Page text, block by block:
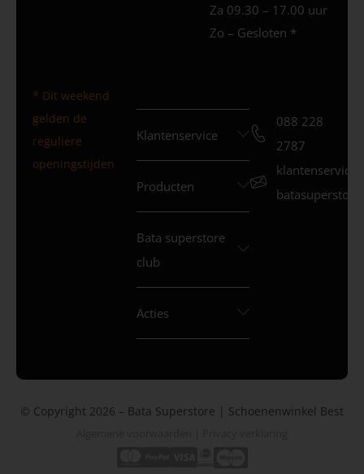
Za 09.30 – 17.00 uur
Zo – Gesloten *
* Dit weekend
gelden de
reguliere
openingstijden
Klantenservice
Producten
Bata superstore
club
Acties
088 228
2787
© Copyright 2026 – Bata Superstore | Schoenenwinkel Best